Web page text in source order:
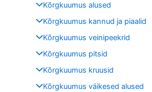
Kõrgkuumus alused
Kõrgkuumus kannud ja piaalid
Kõrgkuumus veinipeekrid
Kõrgkuumus pitsid
Kõrgkuumus kruusid
Kõrgkuumus väikesed alused